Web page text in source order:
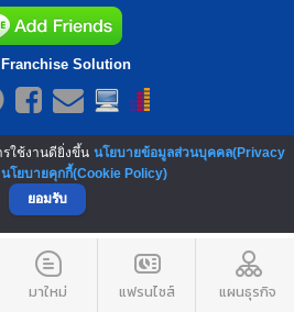
Franchise Solution
รใช้งานดียิ่งขึ้น นโยบายข้อมูลส่วนบุคคล(Privacy
นโยบายคุกกี้(Cookie Policy)
ยอมรับ
มาใหม่ แฟรนไชส์ แผนธุรกิจ